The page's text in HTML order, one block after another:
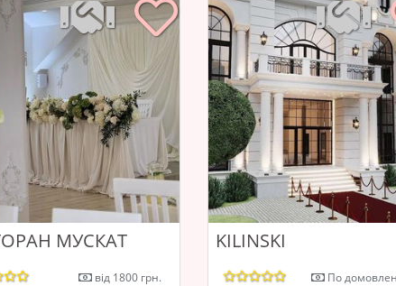
МУСКАТ
від 1800 грн.
KILINSKI
По